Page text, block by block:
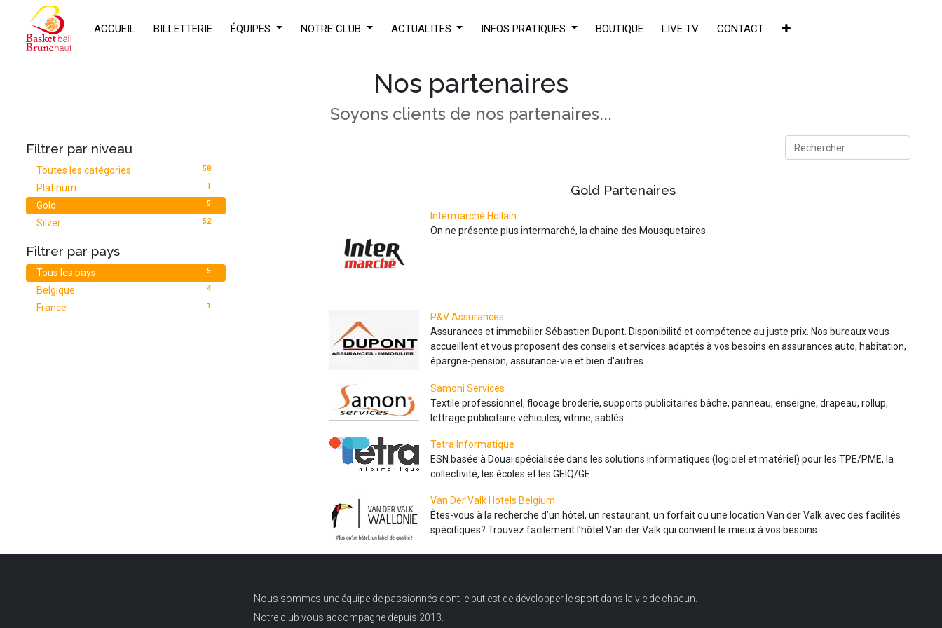
ACCUEIL BILLETTERIE ÉQUIPES NOTRE CLUB ACTUALITES INFOS PRATIQUES BOUTIQUE LIVE TV CONTACT
Nos partenaires
Soyons clients de nos partenaires...
Filtrer par niveau
58
Toutes les catégories
1
Platinum
5
Gold
52
Silver
Filtrer par pays
5
Tous les pays
4
Belgique
1
France
Gold Partenaires
Intermarché Hollain
On ne présente plus intermarché, la chaine des Mousquetaires
P&V Assurances
Assurances et immobilier Sébastien Dupont. Disponibilité et compétence au juste prix. Nos bureaux vous
accueillent et vous proposent des conseils et services adaptés à vos besoins en assurances auto, habitation,
épargne-pension, assurance-vie et bien d'autres
Samoni Services
Textile professionnel, flocage broderie, supports publicitaires bâche, panneau, enseigne, drapeau, rollup,
lettrage publicitaire véhicules, vitrine, sablés.
Tetra Informatique
ESN basée à Douai spécialisée dans les solutions informatiques (logiciel et matériel) pour les TPE/PME, la
collectivité, les écoles et les GEIQ/GE.
Van Der Valk Hotels Belgium
Êtes-vous à la recherche d’un hôtel, un restaurant, un forfait ou une location Van der Valk avec des facilités
spécifiques? Trouvez facilement l’hôtel Van der Valk qui convient le mieux à vos besoins.
Découvrez l'un de
nos partenaires
Clicker sur l'image
Nous sommes une équipe de passionnés dont le but est de développer le sport dans la vie de chacun.
Notre club vous accompagne depuis 2013.